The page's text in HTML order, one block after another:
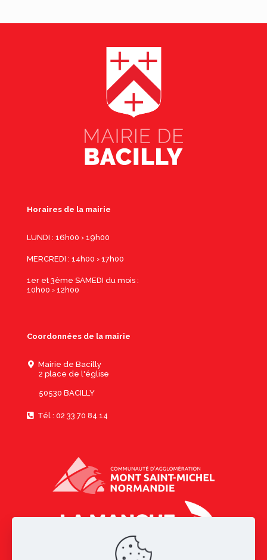
Horaires de la mairie
LUNDI : 16h00 › 19h00
MERCREDI : 14h00 › 17h00
1er et 3ème SAMEDI du mois :
10h00 › 12h00
Coordonnées de la mairie
Mairie de Bacilly
2 place de l'église
50530 BACILLY
Tél : 02 33 70 84 14